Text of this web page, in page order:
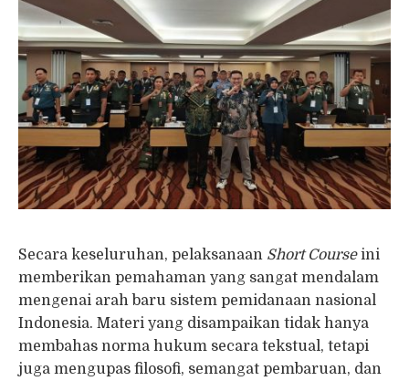
Secara keseluruhan, pelaksanaan Short Courseini
memberikan pemahaman yang sangat mendalam
mengenai arah baru sistem pemidanaan nasional
Indonesia. Materi yang disampaikan tidak hanya
membahas norma hukum secara tekstual, tetapi
juga mengupas filosofi, semangat pembaruan, dan